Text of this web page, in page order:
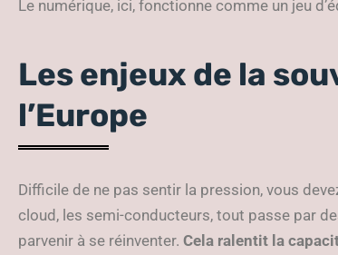
Le numérique, ici, fonctionne comme un jeu
Les enjeux de la
l’Europe
Difficile de ne pas sentir la pression, vous
cloud, les semi-conducteurs, tout passe par
parvenir à se réinventer. Cela ralentit la